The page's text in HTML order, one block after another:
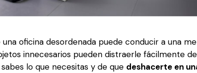
oficina desordenada puede conducir a una
innecesarios pueden distraerle fácilmente
lo que necesitas y de que deshacerte en